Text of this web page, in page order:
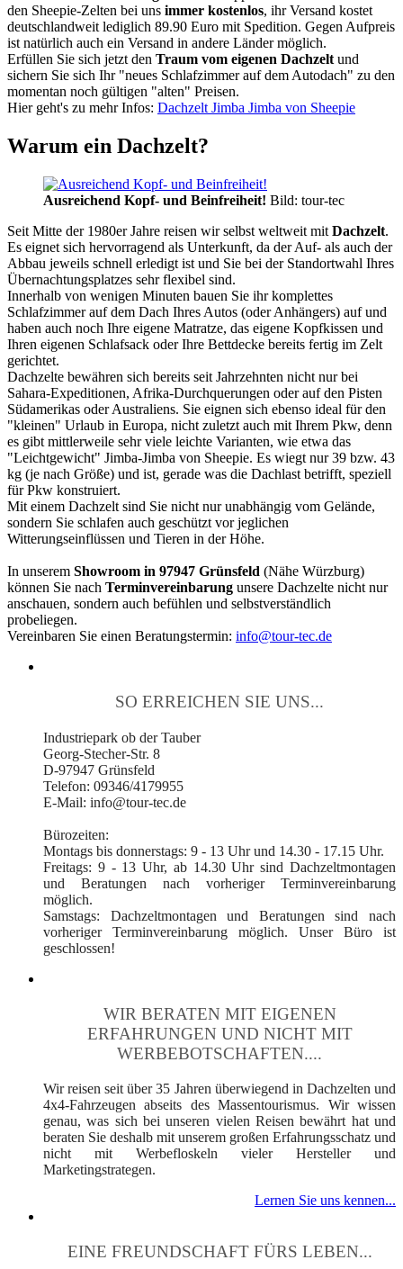
den Sheepie-Zelten bei uns immer kostenlos, ihr Versand kostet
deutschlandweit lediglich 89.90 Euro mit Spedition. Gegen Aufpreis
ist natürlich auch ein Versand in andere Länder möglich.
Erfüllen Sie sich jetzt den Traum vom eigenen Dachzelt und
sichern Sie sich Ihr "neues Schlafzimmer auf dem Autodach" zu den
momentan noch gültigen "alten" Preisen.
Hier geht's zu mehr Infos: Dachzelt Jimba Jimba von Sheepie
Warum ein Dachzelt?
Ausreichend Kopf- und Beinfreiheit! Bild: tour-tec
Seit Mitte der 1980er Jahre reisen wir selbst weltweit mit Dachzelt.
Es eignet sich hervorragend als Unterkunft, da der Auf- als auch der
Abbau jeweils schnell erledigt ist und Sie bei der Standortwahl Ihres
Übernachtungsplatzes sehr flexibel sind.
Innerhalb von wenigen Minuten bauen Sie ihr komplettes
Schlafzimmer auf dem Dach Ihres Autos (oder Anhängers) auf und
haben auch noch Ihre eigene Matratze, das eigene Kopfkissen und
Ihren eigenen Schlafsack oder Ihre Bettdecke bereits fertig im Zelt
gerichtet.
Dachzelte bewähren sich bereits seit Jahrzehnten nicht nur bei
Sahara-Expeditionen, Afrika-Durchquerungen oder auf den Pisten
Südamerikas oder Australiens. Sie eignen sich ebenso ideal für den
"kleinen" Urlaub in Europa, nicht zuletzt auch mit Ihrem Pkw, denn
es gibt mittlerweile sehr viele leichte Varianten, wie etwa das
"Leichtgewicht" Jimba-Jimba von Sheepie. Es wiegt nur 39 bzw. 43
kg (je nach Größe) und ist, gerade was die Dachlast betrifft, speziell
für Pkw konstruiert.
Mit einem Dachzelt sind Sie nicht nur unabhängig vom Gelände,
sondern Sie schlafen auch geschützt vor jeglichen
Witterungseinflüssen und Tieren in der Höhe.
In unserem Showroom in 97947 Grünsfeld (Nähe Würzburg)
können Sie nach Terminvereinbarung unsere Dachzelte nicht nur
anschauen, sondern auch befühlen und selbstverständlich
probeliegen.
Vereinbaren Sie einen Beratungstermin: info@tour-tec.de
SO ERREICHEN SIE UNS...
Industriepark ob der Tauber
Georg-Stecher-Str. 8
D-97947 Grünsfeld
Telefon: 09346/4179955
E-Mail: info@tour-tec.de
Bürozeiten:
Montags bis donnerstags: 9 - 13 Uhr und 14.30 - 17.15 Uhr.
Freitags: 9 - 13 Uhr, ab 14.30 Uhr sind Dachzeltmontagen
und Beratungen nach vorheriger Terminvereinbarung
möglich.
Samstags: Dachzeltmontagen und Beratungen sind nach
vorheriger Terminvereinbarung möglich. Unser Büro ist
geschlossen!
WIR BERATEN MIT EIGENEN
ERFAHRUNGEN UND NICHT MIT
WERBEBOTSCHAFTEN....
Wir reisen seit über 35 Jahren überwiegend in Dachzelten und
4x4-Fahrzeugen abseits des Massentourismus. Wir wissen
genau, was sich bei unseren vielen Reisen bewährt hat und
beraten Sie deshalb mit unserem großen Erfahrungsschatz und
nicht mit Werbefloskeln vieler Hersteller und
Marketingstrategen.
Lernen Sie uns kennen...
EINE FREUNDSCHAFT FÜRS LEBEN...